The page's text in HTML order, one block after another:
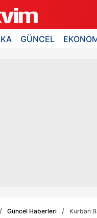
GÜNCEL
Güncel Haberleri Kurban